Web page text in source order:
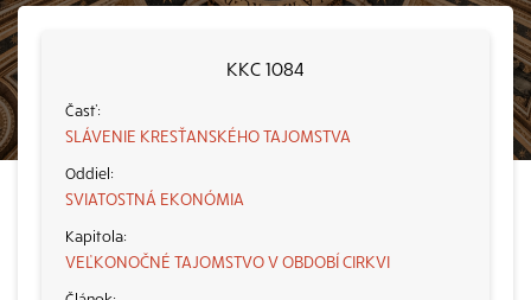
KKC 1084
SLÁVENIE KRESŤANSKÉHO TAJOMSTVA
SVIATOSTNÁ EKONÓMIA
VEĽKONOČNÉ TAJOMSTVO V OBDOBÍ CIRKVI